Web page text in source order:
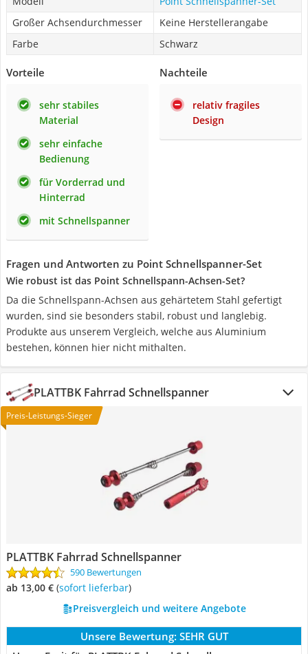
Großer Achsendurchmesser
Keine Herstellerangabe
Farbe
‎Schwarz
Vorteile
sehr stabiles
Material
sehr einfache
Bedienung
für Vorderrad und
Hinterrad
mit Schnellspanner
Nachteile
relativ fragiles
Design
Fragen und Antworten zu Point Schnellspanner-Set
Wie robust ist das Point Schnellspann-Achsen-Set?
Da die Schnellspann-Achsen aus gehärtetem Stahl gefertigt
wurden, sind sie besonders stabil, robust und langlebig.
Produkte aus unserem Vergleich, welche aus Aluminium
bestehen, können hier nicht mithalten.
PLATTBK Fahrrad Schnellspanner
Preis-Leistungs-Sieger
PLATTBK Fahrrad Schnellspanner
590 Bewertungen
ab 13,00 € ( Sofort lieferbar)
Preisvergleich und weitere Angebote
Unsere Bewertung: SEHR GUT